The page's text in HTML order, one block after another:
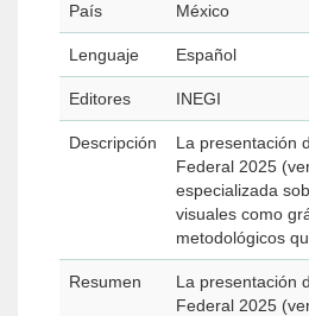
País México
Lenguaje Español
Editores INEGI
Descripción
La presentación
Federal 2025
especializada
visuales como
metodológicos
Resumen
La presentación
Federal 2025